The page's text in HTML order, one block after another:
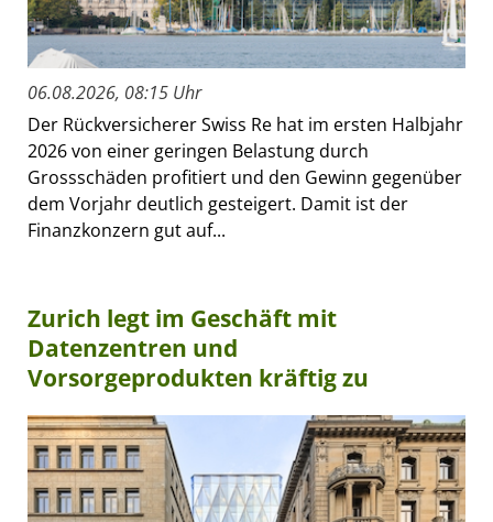
06.08.2026, 08:15 Uhr
Der Rückversicherer Swiss Re hat im ersten Halbjahr
2026 von einer geringen Belastung durch
Grossschäden profitiert und den Gewinn gegenüber
dem Vorjahr deutlich gesteigert. Damit ist der
Finanzkonzern gut auf...
Zurich legt im Geschäft mit
Datenzentren und
Vorsorgeprodukten kräftig zu